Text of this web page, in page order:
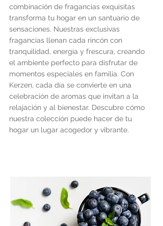
combinación de fragancias exquisitas
transforma tu hogar en un santuario de
sensaciones. Nuestras exclusivas
fragancias llenan cada rincón con
tranquilidad, energía y frescura, creando
el ambiente perfecto para disfrutar de
momentos especiales en familia. Con
Kerzen, cada día se convierte en una
celebración de aromas que invitan a la
relajación y al bienestar. Descubre cómo
nuestra colección puede hacer de tu
hogar un lugar acogedor y vibrante.